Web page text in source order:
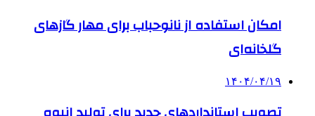
امکان استفاده از نانوحباب برای مهار گازهای
گلخانه‌ای
۱۴۰۴/۰۴/۱۹